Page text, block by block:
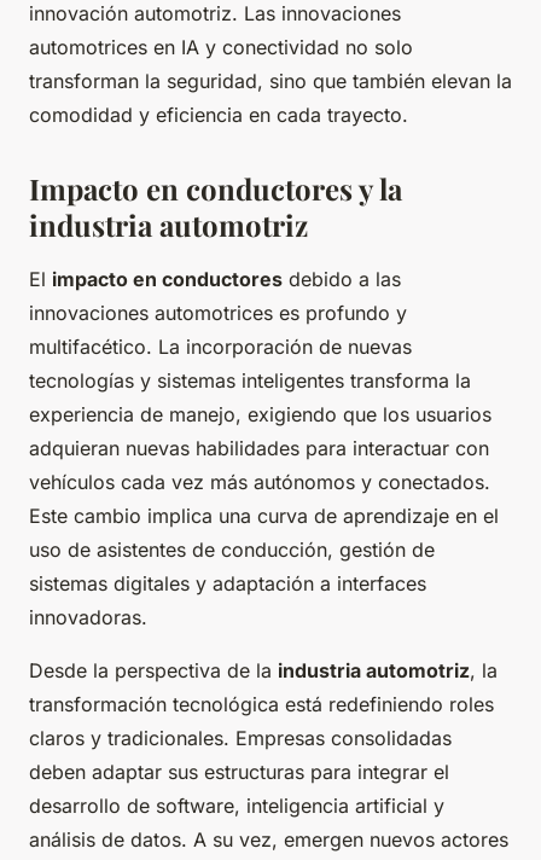
innovación automotriz. Las innovaciones
automotrices en IA y conectividad no solo
transforman la seguridad, sino que también elevan la
comodidad y eficiencia en cada trayecto.
Impacto en conductores y la
industria automotriz
El impacto en conductores debido a las
innovaciones automotrices es profundo y
multifacético. La incorporación de nuevas
tecnologías y sistemas inteligentes transforma la
experiencia de manejo, exigiendo que los usuarios
adquieran nuevas habilidades para interactuar con
vehículos cada vez más autónomos y conectados.
Este cambio implica una curva de aprendizaje en el
uso de asistentes de conducción, gestión de
sistemas digitales y adaptación a interfaces
innovadoras.
Desde la perspectiva de la industria automotriz, la
transformación tecnológica está redefiniendo roles
claros y tradicionales. Empresas consolidadas
deben adaptar sus estructuras para integrar el
desarrollo de software, inteligencia artificial y
análisis de datos. A su vez, emergen nuevos actores